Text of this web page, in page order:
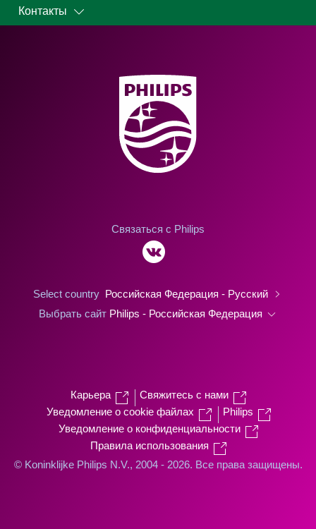
Контакты
Связаться с Philips
Select country Российская Федерация - Русский
Выбрать сайт Philips - Российская Федерация
Карьера
Свяжитесь с нами
Уведомление о cookie файлах
Philips
Уведомление о конфиденциальности
Правила использования
© Koninklijke Philips N.V., 2004 - 2026. Все права защищены.